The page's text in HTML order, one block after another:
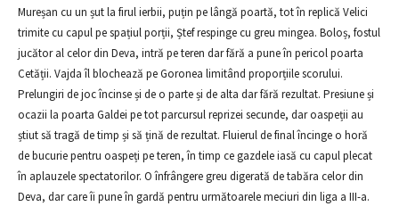
Mureșan cu un șut la firul ierbii, puțin pe lângă poartă, tot în replică Velici
trimite cu capul pe spațiul porții, Ștef respinge cu greu mingea. Boloș, fostul
jucător al celor din Deva, intră pe teren dar fără a pune în pericol poarta
Cetății. Vajda îl blochează pe Goronea limitând proporțiile scorului.
Prelungiri de joc încinse și de o parte și de alta dar fără rezultat. Presiune și
ocazii la poarta Galdei pe tot parcursul reprizei secunde, dar oaspeții au
știut să tragă de timp și să țină de rezultat. Fluierul de final încinge o horă
de bucurie pentru oaspeți pe teren, în timp ce gazdele iasă cu capul plecat
în aplauzele spectatorilor. O înfrângere greu digerată de tabăra celor din
Deva, dar care îi pune în gardă pentru următoarele meciuri din liga a III-a.